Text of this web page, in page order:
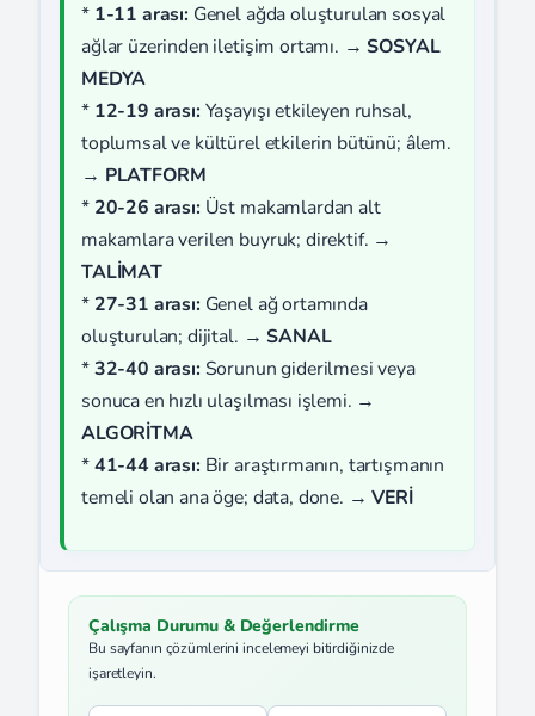
* 1-11 arası: Genel ağda oluşturulan sosyal
ağlar üzerinden iletişim ortamı. →SOSYAL
MEDYA
* 12-19 arası: Yaşayışı etkileyen ruhsal,
toplumsal ve kültürel etkilerin bütünü; âlem.
→ PLATFORM
* 20-26 arası: Üst makamlardan alt
makamlara verilen buyruk; direktif. →
TALİMAT
* 27-31 arası: Genel ağ ortamında
oluşturulan; dijital. →SANAL
*32-40 arası: Sorunun giderilmesi veya
sonuca en hızlı ulaşılması işlemi. →
ALGORİTMA
*41-44 arası: Bir araştırmanın, tartışmanın
temeli olan ana öge; data, done. →VERİ
Çalışma Durumu & Değerlendirme
Bu sayfanın çözümlerini incelemeyi bitirdiğinizde
işaretleyin.